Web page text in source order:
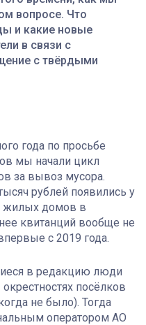
вопросе. Что
и какие новые
в связи с
с твёрдыми
года по просьбе
мы начали цикл
за вывоз мусора.
рублей появились у
жилых домов в
квитанций вообще не
с 2019 года.
в редакцию люди
посёлков
не было). Тогда
оператором АО